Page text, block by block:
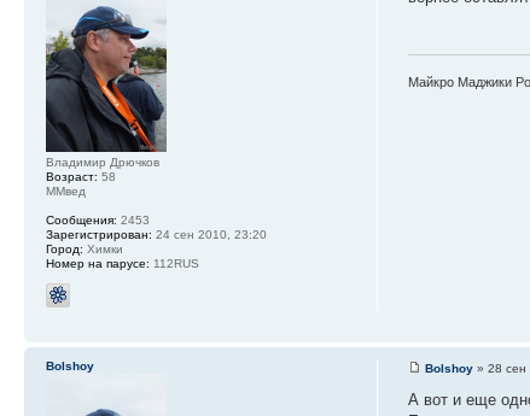
Майкро Маджики
Владимир Дрючков
Возраст: 58
ММвед
Сообщения: 2453
Зарегистрирован: 24 сен 2010, 23:20
Город: Химки
Номер на парусе: 112RUS
Bolshoy » 28 сен
А вот и еще
Bolshoy